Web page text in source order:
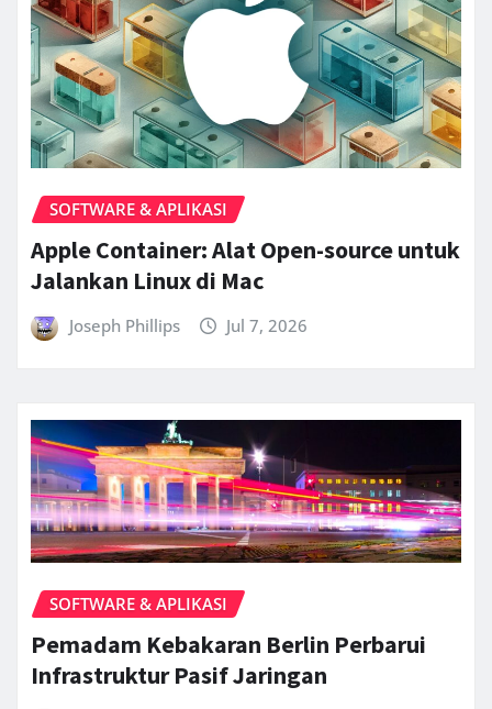
SOFTWARE & APLIKASI
Apple Container: Alat Open-source untuk
Jalankan Linux di Mac
Joseph Phillips Jul 7, 2026
SOFTWARE & APLIKASI
Pemadam Kebakaran Berlin Perbarui
Infrastruktur Pasif Jaringan